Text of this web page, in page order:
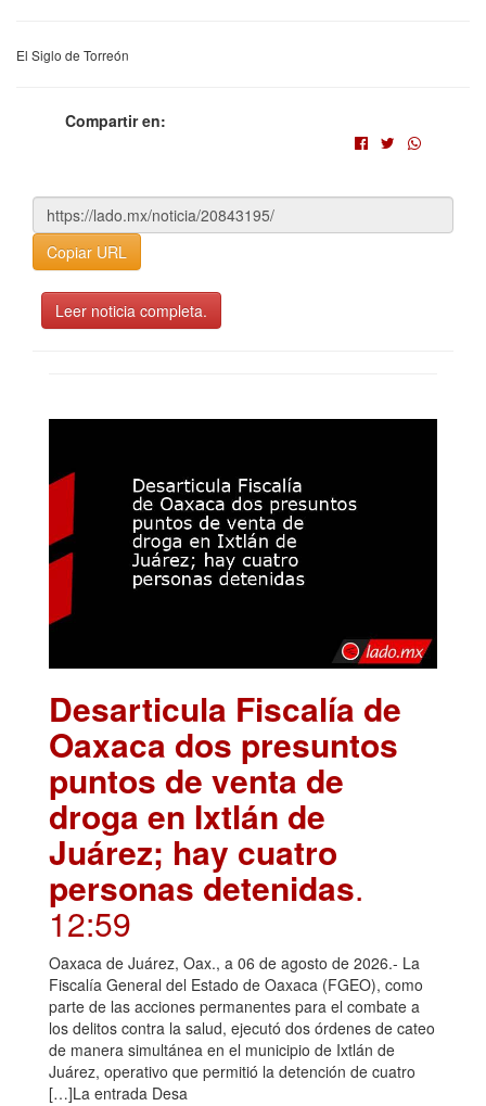
El Siglo de Torreón
Compartir en:
Copiar URL
Leer noticia completa.
Desarticula Fiscalía de
Oaxaca dos presuntos
puntos de venta de
droga en Ixtlán de
Juárez; hay cuatro
personas detenidas.
12:59
Oaxaca de Juárez, Oax., a 06 de agosto de 2026.- La
Fiscalía General del Estado de Oaxaca (FGEO), como
parte de las acciones permanentes para el combate a
los delitos contra la salud, ejecutó dos órdenes de cateo
de manera simultánea en el municipio de Ixtlán de
Juárez, operativo que permitió la detención de cuatro
[…]La entrada Desa